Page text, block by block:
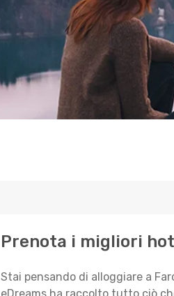
Prenota i migliori
Stai pensando di alloggiare a